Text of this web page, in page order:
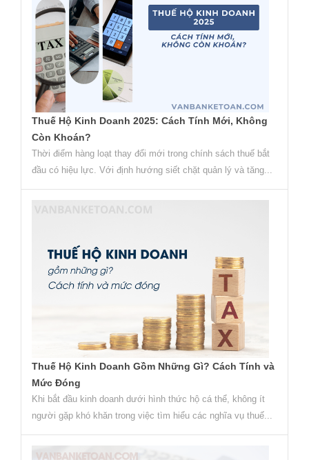
Thuế Hộ Kinh Doanh 2025: Cách Tính Mới, Không
Còn Khoán?
Thời điểm hàng loạt thay đổi mới trong chính sách thuế bắt
đầu có hiệu lực. Với định hướng siết chặt quản lý và tăng...
Thuế Hộ Kinh Doanh Gồm Những Gì? Cách Tính và
Mức Đóng
Khi bắt đầu kinh doanh dưới hình thức hộ cá thể, không ít
người gặp khó khăn trong việc tìm hiểu các nghĩa vụ thuế...